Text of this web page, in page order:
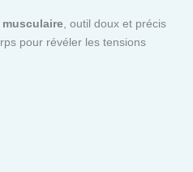
, outil doux et précis
pour révéler les tensions